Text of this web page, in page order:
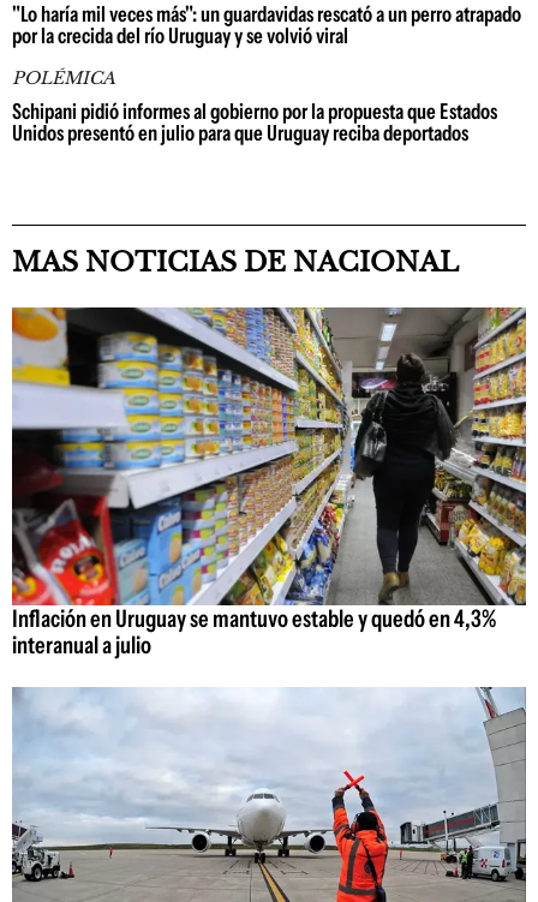
"Lo haría mil veces más": un guardavidas rescató a un perro atrapado
por la crecida del río Uruguay y se volvió viral
POLÉMICA
Schipani pidió informes al gobierno por la propuesta que Estados
Unidos presentó en julio para que Uruguay reciba deportados
MAS NOTICIAS DE NACIONAL
Inflación en Uruguay se mantuvo estable y quedó en 4,3%
interanual a julio